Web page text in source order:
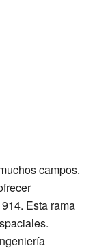
campos.
Esta rama